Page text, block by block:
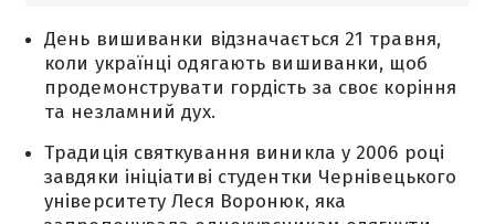
День вишиванки відзначається 21 травня,
коли українці одягають вишиванки, щоб
продемонструвати гордість за своє коріння
та незламний дух.
Традиція святкування виникла у 2006 році
завдяки ініціативі студентки Чернівецького
університету Леся Воронюк, яка